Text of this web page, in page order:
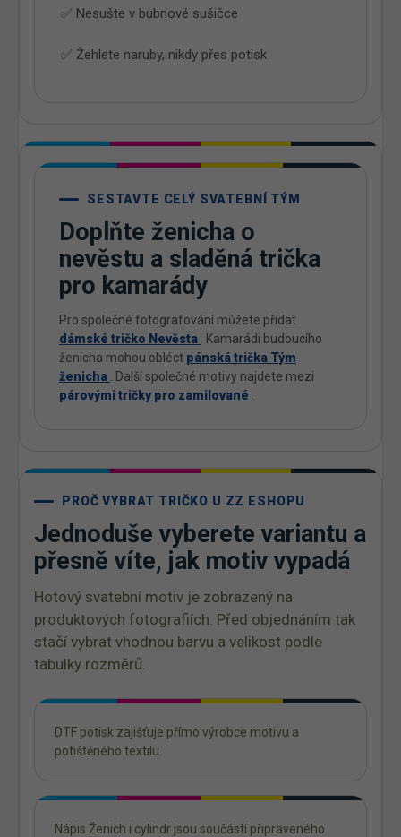
✅ Nesušte v bubnové sušičce
✅ Žehlete naruby, nikdy přes potisk
SESTAVTE CELÝ SVATEBNÍ TÝM
Doplňte ženicha o
nevěstu a sladěná trička
pro kamarády
Pro společné fotografování můžete přidat
dámské tričko Nevěsta
. Kamarádi budoucího
ženicha mohou obléct pánská trička Tým
ženicha
. Další společné motivy najdete mezi
párovými tričky pro zamilované
PROČ VYBRAT TRIČKO U ZZ ESHOPU
Jednoduše vyberete variantu a
přesně víte, jak motiv vypadá
Hotový svatební motiv je zobrazený na
produktových fotografiích. Před objednáním tak
stačí vybrat vhodnou barvu a velikost podle
tabulky rozměrů.
DTF potisk zajišťuje přímo výrobce motivu a
potištěného textilu.
Nápis Ženich i cylindr jsou součástí připraveného